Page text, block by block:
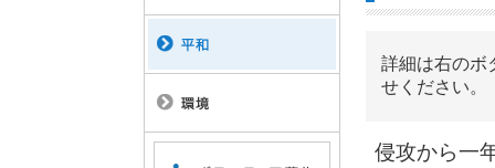
詳細は右のボ
せください。
侵攻から一